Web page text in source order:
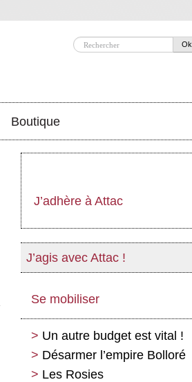
Ok
Boutique
J’adhère à Attac
J’agis avec Attac !
Se mobiliser
Un autre budget est vital !
Désarmer l’empire Bolloré
Les Rosies